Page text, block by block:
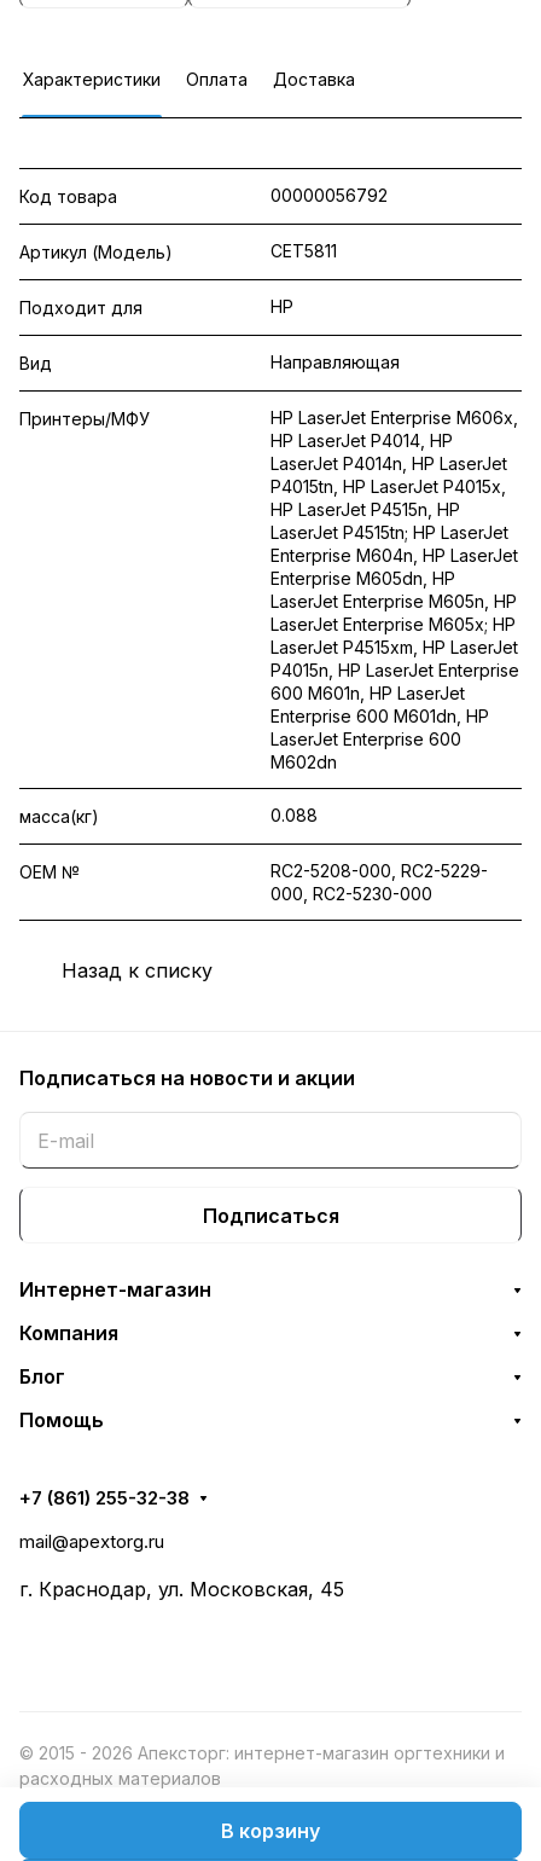
В корзину
Характеристики Оплата Доставка
Код товара 00000056792
Артикул (Модель) CET5811
Подходит для HP
Вид Направляющая
Принтеры/МФУ
HP LaserJet Enterprise M606x,
HP LaserJet P4014, HP
LaserJet P4014n, HP LaserJet
P4015tn, HP LaserJet P4015x,
HP LaserJet P4515n, HP
LaserJet P4515tn; HP LaserJet
Enterprise M604n, HP LaserJet
Enterprise M605dn, HP
LaserJet Enterprise M605n, HP
LaserJet Enterprise M605x; HP
LaserJet P4515xm, HP LaserJet
P4015n, HP LaserJet Enterprise
600 M601n, HP LaserJet
Enterprise 600 M601dn, HP
LaserJet Enterprise 600
M602dn
масса(кг) 0.088
OEM №
RC2-5208-000, RC2-5229-
000, RC2-5230-000
Назад к списку
Подписаться на новости и акции
Подписаться
Интернет-магазин
Компания
Блог
Помощь
+7 (861) 255-32-38
mail@apextorg.ru
г. Краснодар, ул. Московская, 45
© 2015 - 2026 Апексторг: интернет-магазин оргтехники и
расходных материалов
Конфиденциальность